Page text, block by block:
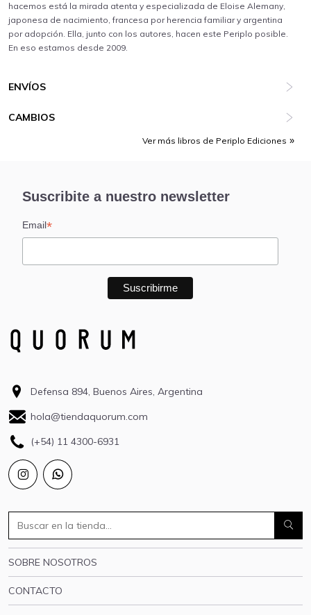
hacemos está la mirada atenta y especializada de Eloise Alemany,
japonesa de nacimiento, francesa por herencia familiar y argentina
por adopción. Ella, junto con los autores, hacen este Periplo posible.
En eso estamos desde 2009.
ENVÍOS
CAMBIOS
Ver más libros de Periplo Ediciones
Suscribite a nuestro newsletter
Email*
Defensa 894, Buenos Aires, Argentina
hola@tiendaquorum.com
(+54) 11 4300-6931
SOBRE NOSOTROS
CONTACTO